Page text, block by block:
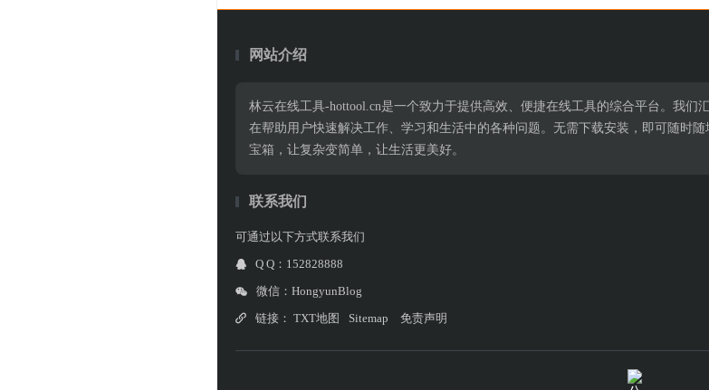
网站介绍
林云在线工具-hottool.cn是一个致力于提供高效、便捷在线工具的综合平台。我
在帮助用户快速解决工作、学习和生活中的各种问题。无需下载安装，即可随时
宝箱，让复杂变简单，让生活更美好。
联系我们
可通过以下方式联系我们
Q Q：152828888
微信：HongyunBlog
链接： TXT地图 Sitemap 免责声明